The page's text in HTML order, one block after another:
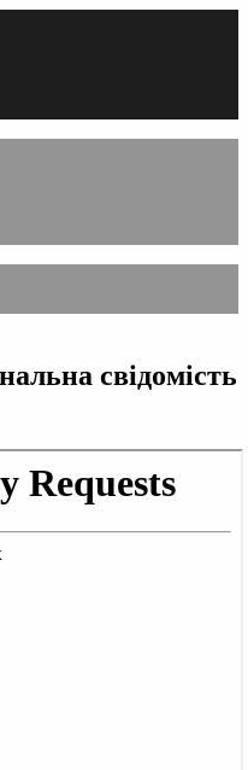
свідомість